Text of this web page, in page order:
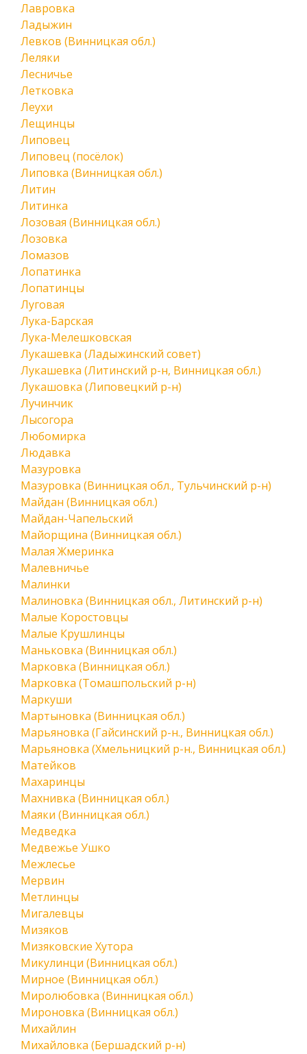
Лавровка
Ладыжин
Левков (Винницкая обл.)
Леляки
Лесничье
Летковка
Леухи
Лещинцы
Липовец
Липовец (посёлок)
Липовка (Винницкая обл.)
Литин
Литинка
Лозовая (Винницкая обл.)
Лозовка
Ломазов
Лопатинка
Лопатинцы
Луговая
Лука-Барская
Лука-Мелешковская
Лукашевка (Ладыжинский совет)
Лукашевка (Литинский р-н, Винницкая обл.)
Лукашовка (Липовецкий р-н)
Лучинчик
Лысогора
Любомирка
Людавка
Мазуровка
Мазуровка (Винницкая обл., Тульчинский р-н)
Майдан (Винницкая обл.)
Майдан-Чапельский
Майорщина (Винницкая обл.)
Малая Жмеринка
Малевничье
Малинки
Малиновка (Винницкая обл., Литинский р-н)
Малые Коростовцы
Малые Крушлинцы
Маньковка (Винницкая обл.)
Марковка (Винницкая обл.)
Марковка (Томашпольский р-н)
Маркуши
Мартыновка (Винницкая обл.)
Марьяновка (Гайсинский р-н., Винницкая обл.)
Марьяновка (Хмельницкий р-н., Винницкая обл.)
Матейков
Махаринцы
Махнивка (Винницкая обл.)
Маяки (Винницкая обл.)
Медведка
Медвежье Ушко
Межлесье
Мервин
Метлинцы
Мигалевцы
Мизяков
Мизяковские Хутора
Микулинци (Винницкая обл.)
Мирное (Винницкая обл.)
Миролюбовка (Винницкая обл.)
Мироновка (Винницкая обл.)
Михайлин
Михайловка (Бершадский р-н)